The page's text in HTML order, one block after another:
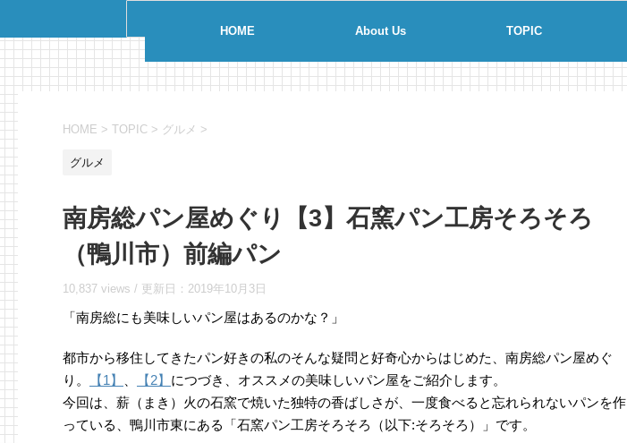
HOME About Us TOPIC
HOME > TOPIC > グルメ >
グルメ
南房総パン屋めぐり【3】石窯パン工房そろそろ
（鴨川市）前編パン
10,837 views / 更新日： 2019年10月3日
「南房総にも美味しいパン屋はあるのかな？」
都市から移住してきたパン好きの私のそんな疑問と好奇心からはじめた、南房総パン屋めぐ
り。
【1】 【2】 につづき、オススメの美味しいパン屋をご紹介します。
今回は、薪（まき）火の石窯で焼いた独特の香ばしさが、一度食べると忘れられないパンを作
っている、鴨川市東にある「石窯パン工房そろそろ（以下:そろそろ）」です。